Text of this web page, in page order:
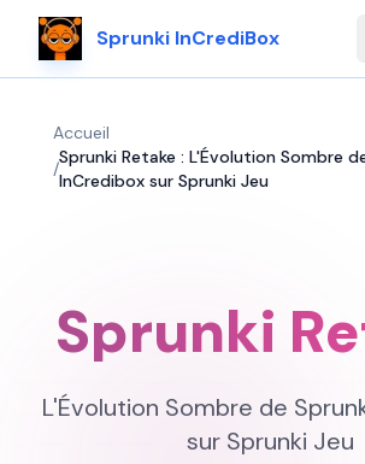
Sprunki InCrediBox
Accueil
/
Sprunki Retake : L'Évolution Sombre
InCredibox sur Sprunki Jeu
Sprunki
L'Évolution Sombre de
sur Sprunki Jeu